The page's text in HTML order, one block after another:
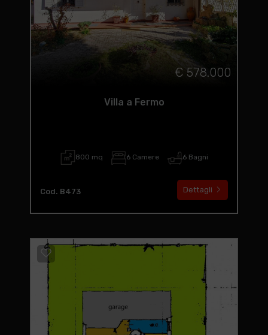
€ 578.000
Villa a Fermo
800 mq 6 Camere 6 Bagni
Cod. B473 Dettagli